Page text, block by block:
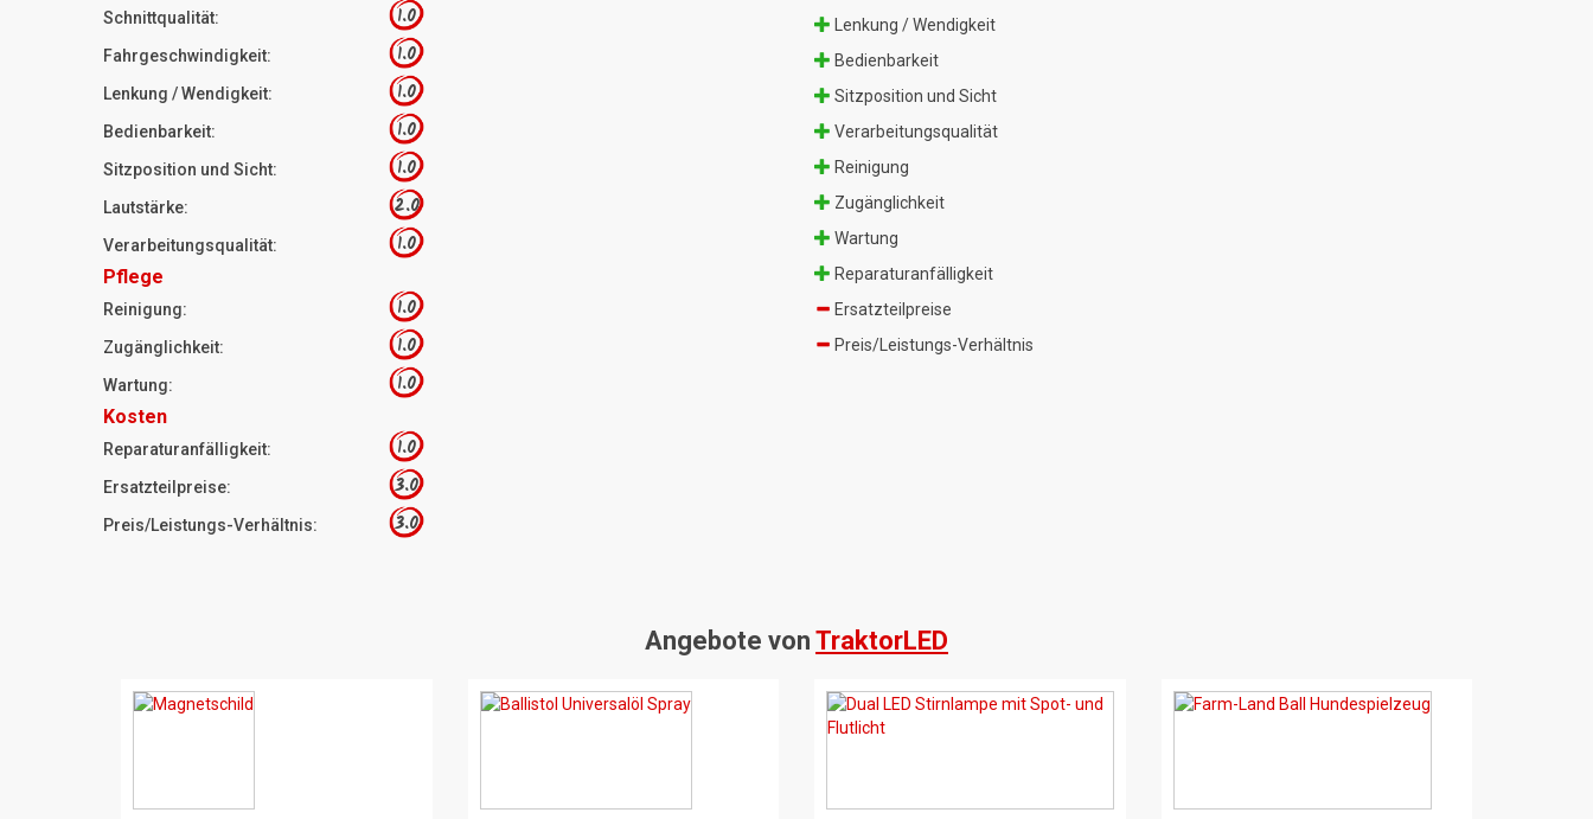
Schnittqualität: 1.0
Fahrgeschwindigkeit: 1.0
Lenkung / Wendigkeit: 1.0
Bedienbarkeit: 1.0
Sitzposition und Sicht: 1.0
Lautstärke: 2.0
Verarbeitungsqualität: 1.0
Pflege
Reinigung: 1.0
Zugänglichkeit: 1.0
Wartung: 1.0
Kosten
Reparaturanfälligkeit: 1.0
Ersatzteilpreise: 3.0
Preis/Leistungs-Verhältnis: 3.0
Lenkung / Wendigkeit
Bedienbarkeit
Sitzposition und Sicht
Verarbeitungsqualität
Reinigung
Zugänglichkeit
Wartung
Reparaturanfälligkeit
Ersatzteilpreise
Preis/Leistungs-Verhältnis
Angebote von TraktorLED